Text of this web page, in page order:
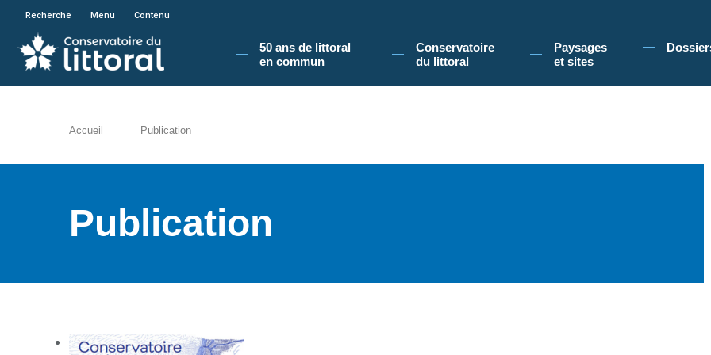
En poursuivant votre navigation sur le site du Conservatoire du littoral, vous acceptez l'utilisation de cookies pour vous
Recherche Menu Contenu
50 ans de littoral
en commun​
Conservatoire
du littoral
Paysages
et sites
Accueil Publication
Publication